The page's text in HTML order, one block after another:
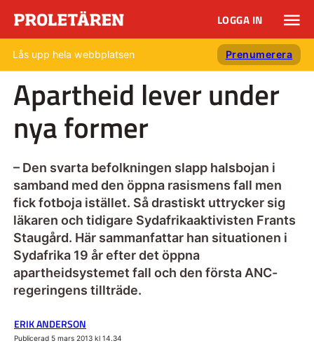
LOGGA IN
Lås upp hela webbplatsen Prenumerera
Apartheid lever under
nya former
– Den svarta befolkningen slapp halsbojan i
samband med den öppna rasismens fall men
fick fotboja istället. Så drastiskt uttrycker sig
läkaren och tidigare Sydafrikaaktivisten Frants
Staugård. Här sammanfattar han situationen i
Sydafrika 19 år efter det öppna
apartheidsystemet fall och den första ANC-
regeringens tillträde.
ERIK ANDERSON
Publicerad 5 mars 2013 kl 14.34